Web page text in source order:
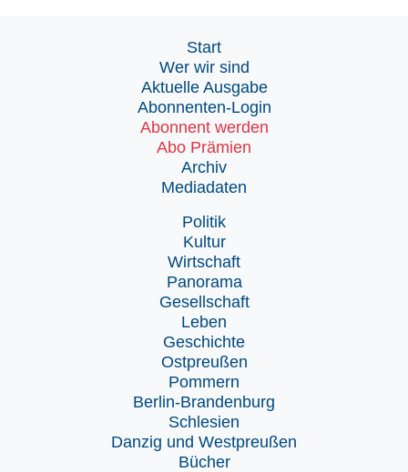
Start
Wer wir sind
Aktuelle Ausgabe
Abonnenten-Login
Abonnent werden
Abo Prämien
Archiv
Mediadaten
Politik
Kultur
Wirtschaft
Panorama
Gesellschaft
Leben
Geschichte
Ostpreußen
Pommern
Berlin-Brandenburg
Schlesien
Danzig und Westpreußen
Bücher